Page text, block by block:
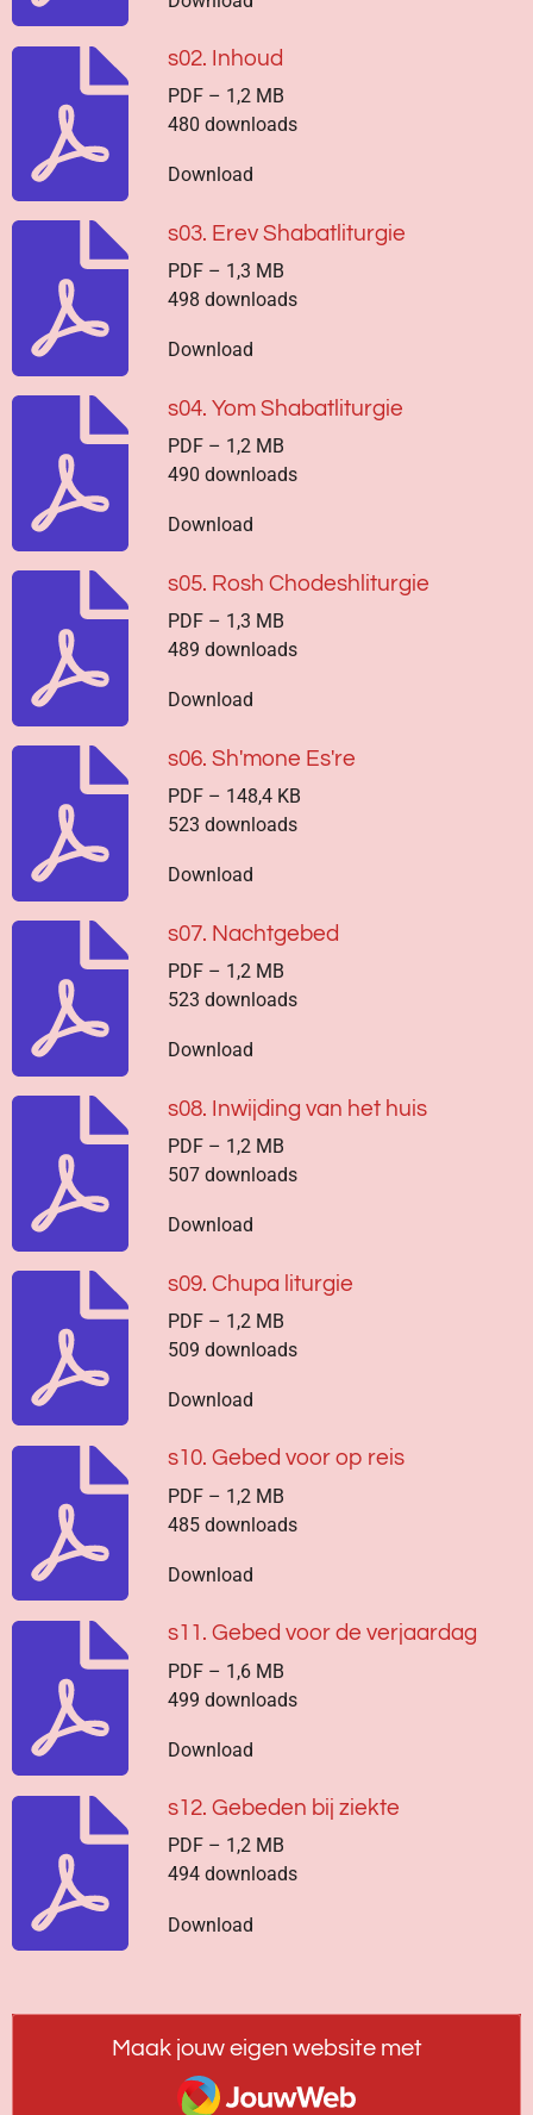
s02. Inhoud
PDF – 1,2 MB
480 downloads
Download
s03. Erev Shabatliturgie
PDF – 1,3 MB
498 downloads
Download
s04. Yom Shabatliturgie
PDF – 1,2 MB
490 downloads
Download
s05. Rosh Chodeshliturgie
PDF – 1,3 MB
489 downloads
Download
s06. Sh'mone Es're
PDF – 148,4 KB
523 downloads
Download
s07. Nachtgebed
PDF – 1,2 MB
523 downloads
Download
s08. Inwijding van het huis
PDF – 1,2 MB
507 downloads
Download
s09. Chupa liturgie
PDF – 1,2 MB
509 downloads
Download
s10. Gebed voor op reis
PDF – 1,2 MB
485 downloads
Download
s11. Gebed voor de verjaardag
PDF – 1,6 MB
499 downloads
Download
s12. Gebeden bij ziekte
PDF – 1,2 MB
494 downloads
Download
Maak jouw eigen website met
JouwWeb